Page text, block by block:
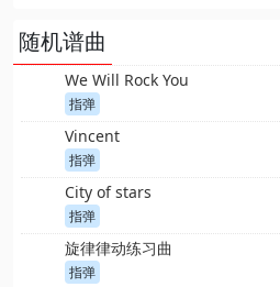
随机谱曲
We Will Rock You
指弹
Vincent
指弹
City of stars
指弹
旋律律动练习曲
指弹